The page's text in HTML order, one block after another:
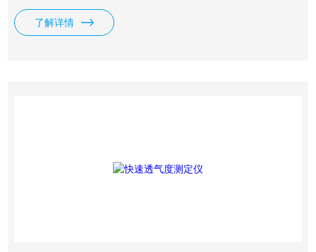
测量面积，自动读数，自动计算透气度。测试原理：设备自动
调整到设定压差，并在压差稳定后自动读取气体流量.
了解详情